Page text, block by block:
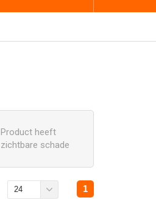
Product heeft
zichtbare schade
1
24